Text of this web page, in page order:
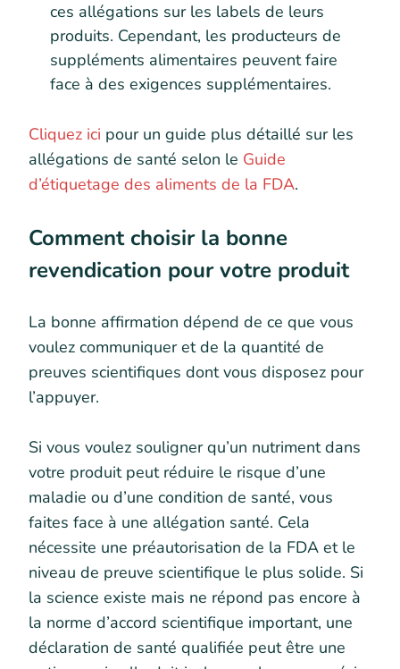
ces allégations sur les labels de leurs
produits. Cependant, les producteurs de
suppléments alimentaires peuvent faire
face à des exigences supplémentaires.
Cliquez ici pour un guide plus détaillé sur les
allégations de santé selon le Guide
d’étiquetage des aliments de la FDA.
Comment choisir la bonne
revendication pour votre produit
La bonne affirmation dépend de ce que vous
voulez communiquer et de la quantité de
preuves scientifiques dont vous disposez pour
l’appuyer.
Si vous voulez souligner qu’un nutriment dans
votre produit peut réduire le risque d’une
maladie ou d’une condition de santé, vous
faites face à une allégation santé. Cela
nécessite une préautorisation de la FDA et le
niveau de preuve scientifique le plus solide. Si
la science existe mais ne répond pas encore à
la norme d’accord scientifique important, une
déclaration de santé qualifiée peut être une